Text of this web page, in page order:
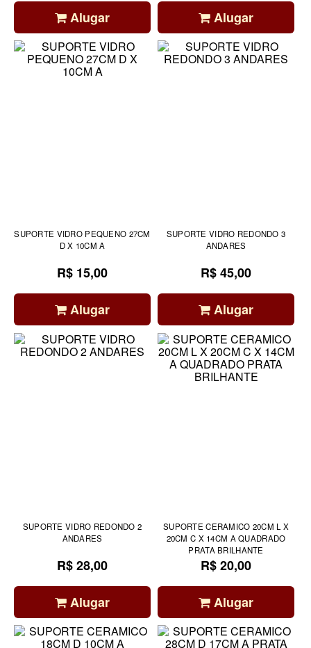
Alugar Alugar
SUPORTE VIDRO PEQUENO 27CM
D X 10CM A
R$ 15,00
Alugar
SUPORTE VIDRO REDONDO 3
ANDARES
R$ 45,00
Alugar
SUPORTE VIDRO REDONDO 2
ANDARES
R$ 28,00
Alugar
SUPORTE CERAMICO 20CM L X
20CM C X 14CM A QUADRADO
PRATA BRILHANTE
R$ 20,00
Alugar